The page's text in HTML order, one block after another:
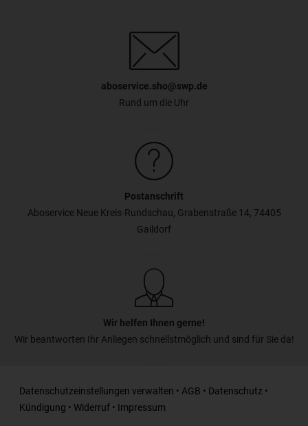
aboservice.sho@swp.de
Rund um die Uhr
Postanschrift
Aboservice Neue Kreis-Rundschau, Grabenstraße 14, 74405
Gaildorf
Wir helfen Ihnen gerne!
Wir beantworten Ihr Anliegen schnellstmöglich und sind für Sie da!
Datenschutzeinstellungen verwalten • AGB • Datenschutz •
Kündigung • Widerruf • Impressum